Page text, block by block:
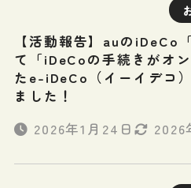
【活動報告】auのiDeCo
て「iDeCoの手続きがオ
たe-iDeCo（イーイデコ
ました！
2026年1月24日
2026